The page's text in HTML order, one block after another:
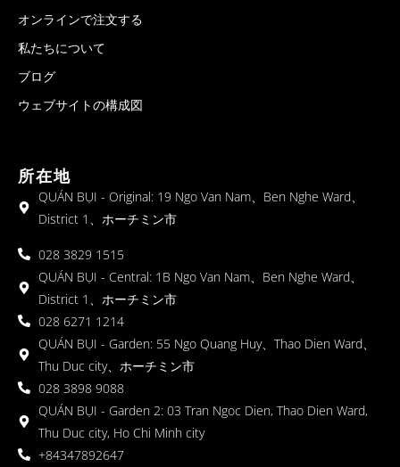
オンラインで注文する
私たちについて
ブログ
ウェブサイトの構成図
所在地
QUÁN BỤI - Original: 19 Ngo Van Nam、Ben Nghe Ward、
District 1、ホーチミン市
028 3829 1515
QUÁN BỤI - Central: 1B Ngo Van Nam、Ben Nghe Ward、
District 1、ホーチミン市
028 6271 1214
QUÁN BỤI - Garden: 55 Ngo Quang Huy、Thao Dien Ward、
Thu Duc city、ホーチミン市
028 3898 9088
QUÁN BỤI - Garden 2: 03 Tran Ngoc Dien, Thao Dien Ward,
Thu Duc city, Ho Chi Minh city
+84347892647